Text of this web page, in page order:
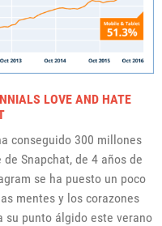
LOVE AND HATE
conseguido 300 millones
Snapchat, de 4 años de
se ha puesto un poco
mentes y los corazones
su punto álgido este verano